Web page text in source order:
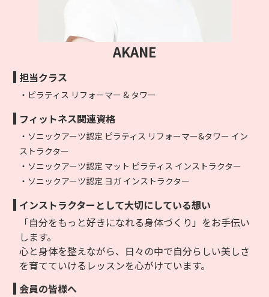
AKANE
担当クラス
・ピラティス リフォーマー & タワー
フィットネス関連資格
・ソニックアーツ認定 ピラティス リフォーマー&タワー イン
ストラクター
・ソニックアーツ認定 マット ピラティス インストラクター
・ソニックアーツ認定 ヨガ インストラクター
インストラクターとして大切にしている想い
「自分をもっと好きになれる身体づくり」をお手伝い
します。
心と身体を整えながら、日々の中で自分らしい美しさ
を育てていけるレッスンを心がけています。
会員の皆様へ